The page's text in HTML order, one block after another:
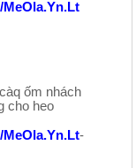
MeOla.Yn.Lt
ốm nhách
cho heo
MeOla.Yn.Lt-